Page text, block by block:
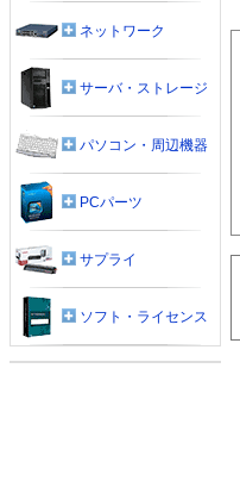
ネットワーク
サーバ・ストレージ
パソコン・周辺機器
PCパーツ
サプライ
ソフト・ライセンス